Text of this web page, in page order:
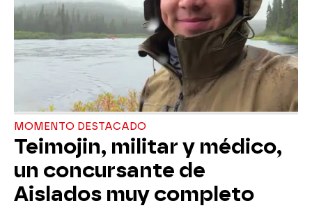
MOMENTO DESTACADO
Teimojin, militar y médico,
un concursante de
Aislados muy completo